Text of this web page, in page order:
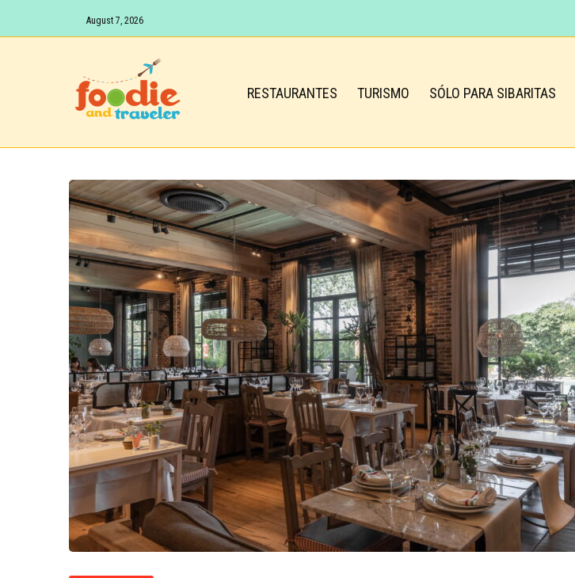
August 7, 2026
RESTAURANTES TURISMO SÓLO PARA SIBARITAS